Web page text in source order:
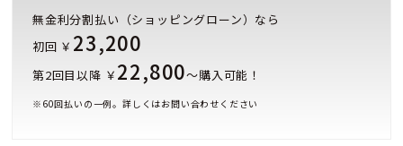
無金利分割払い（ショッピングローン）なら
初回 ￥ 23,200
第2回目以降 ￥ 22,800～購入可能！
※ 60回払いの一例。詳しくはお問い合わせください